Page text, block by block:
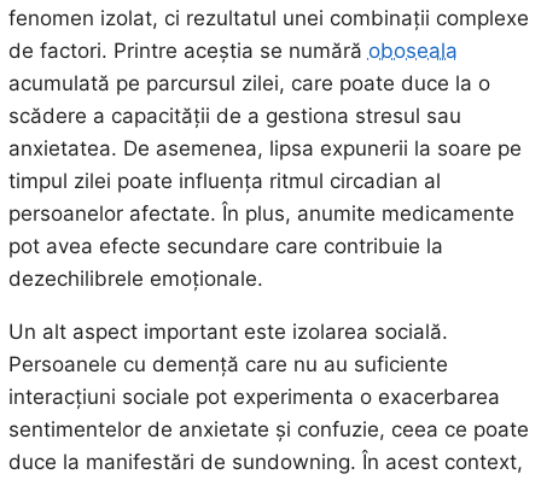
fenomen izolat, ci rezultatul unei combinații complexe
de factori. Printre aceștia se numără oboseala
acumulată pe parcursul zilei, care poate duce la o
scădere a capacității de a gestiona stresul sau
anxietatea. De asemenea, lipsa expunerii la soare pe
timpul zilei poate influența ritmul circadian al
persoanelor afectate. În plus, anumite medicamente
pot avea efecte secundare care contribuie la
dezechilibrele emoționale.
Un alt aspect important este izolarea socială.
Persoanele cu demență care nu au suficiente
interacțiuni sociale pot experimenta o exacerbarea
sentimentelor de anxietate și confuzie, ceea ce poate
duce la manifestări de sundowning. În acest context,